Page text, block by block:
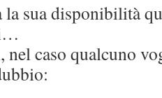
sua disponibilità
caso qualcuno